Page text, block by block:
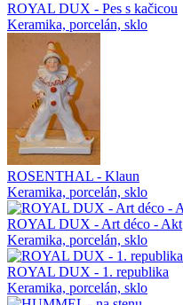
ROYAL DUX - Pes s kačicou
Keramika, porcelán, sklo
ROSENTHAL - Klaun
Keramika, porcelán, sklo
ROYAL DUX - Art déco - Akt
Keramika, porcelán, sklo
ROYAL DUX - 1. republika
Keramika, porcelán, sklo